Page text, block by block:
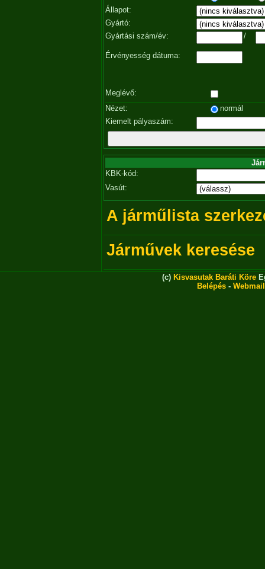
Állapot:
Gyártó:
Gyártási szám/év:
/
Érvényesség dátuma:
Meglévő:
Nézet:
normál
Kiemelt pályaszám:
KBK-kód:
Vasút:
A járműlista
Járművek keresése
(c) Kisvasutak Baráti Köre
Belépés - Webmail